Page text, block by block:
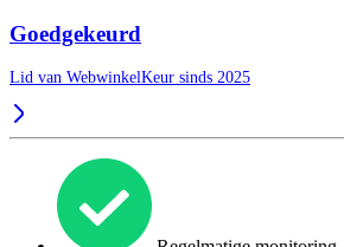
Goedgekeurd
Lid van WebwinkelKeur sinds 2025